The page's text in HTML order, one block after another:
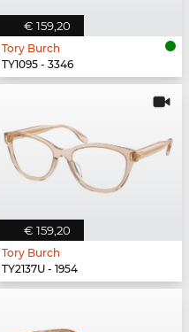
€ 159,20
Tory Burch
TY1095 - 3346
€ 159,20
Tory Burch
TY2137U - 1954